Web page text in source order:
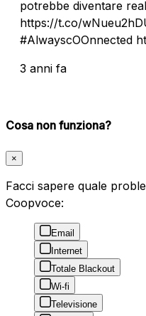
potrebbe diventare
https://t.co/
#AlwayscOOnnected
3 anni fa
Cosa non funziona?
×
Facci sapere quale
Coopvoce:
Email
Internet
Totale Blackout
Wi-fi
Televisione